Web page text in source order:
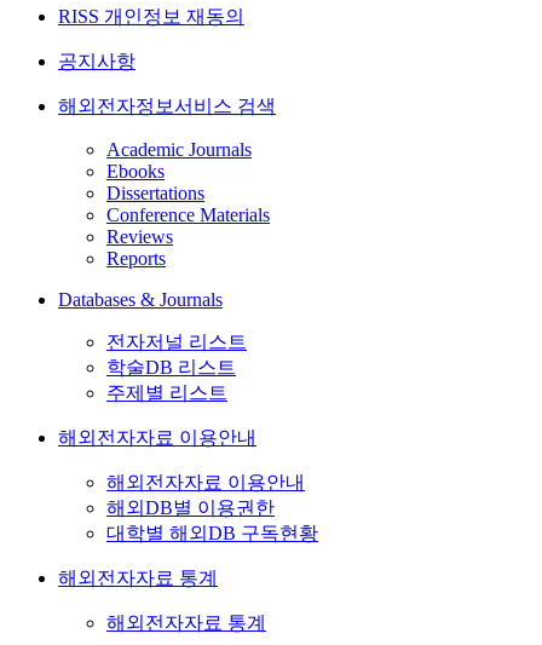
RISS 개인정보 재동의
공지사항
해외전자정보서비스 검색
Academic Journals
Ebooks
Dissertations
Conference Materials
Reviews
Reports
Databases & Journals
전자저널 리스트
학술DB 리스트
주제별 리스트
해외전자자료 이용안내
해외전자자료 이용안내
해외DB별 이용권한
대학별 해외DB 구독현황
해외전자자료 통계
해외전자자료 통계